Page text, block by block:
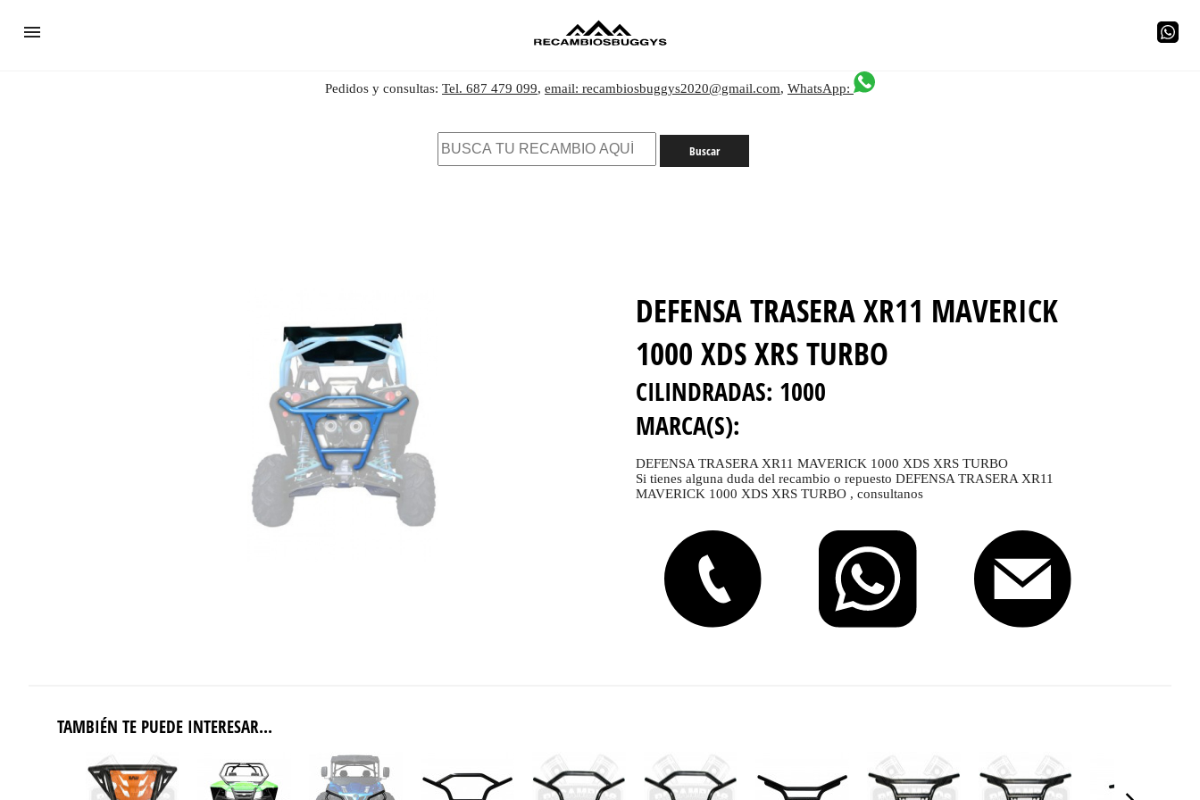
Pedidos y consultas: Tel. 687 479 099, email: recambiosbuggys2020@gmail.com, WhatsApp:
DEFENSA TRASERA XR11 MAVERICK
1000 XDS XRS TURBO
CILINDRADAS: 1000
MARCA(S):
DEFENSA TRASERA XR11 MAVERICK 1000 XDS XRS TURBO
Si tienes alguna duda del recambio o repuesto DEFENSA TRASERA XR11
MAVERICK 1000 XDS XRS TURBO , consultanos
TAMBIÉN TE PUEDE INTERESAR...